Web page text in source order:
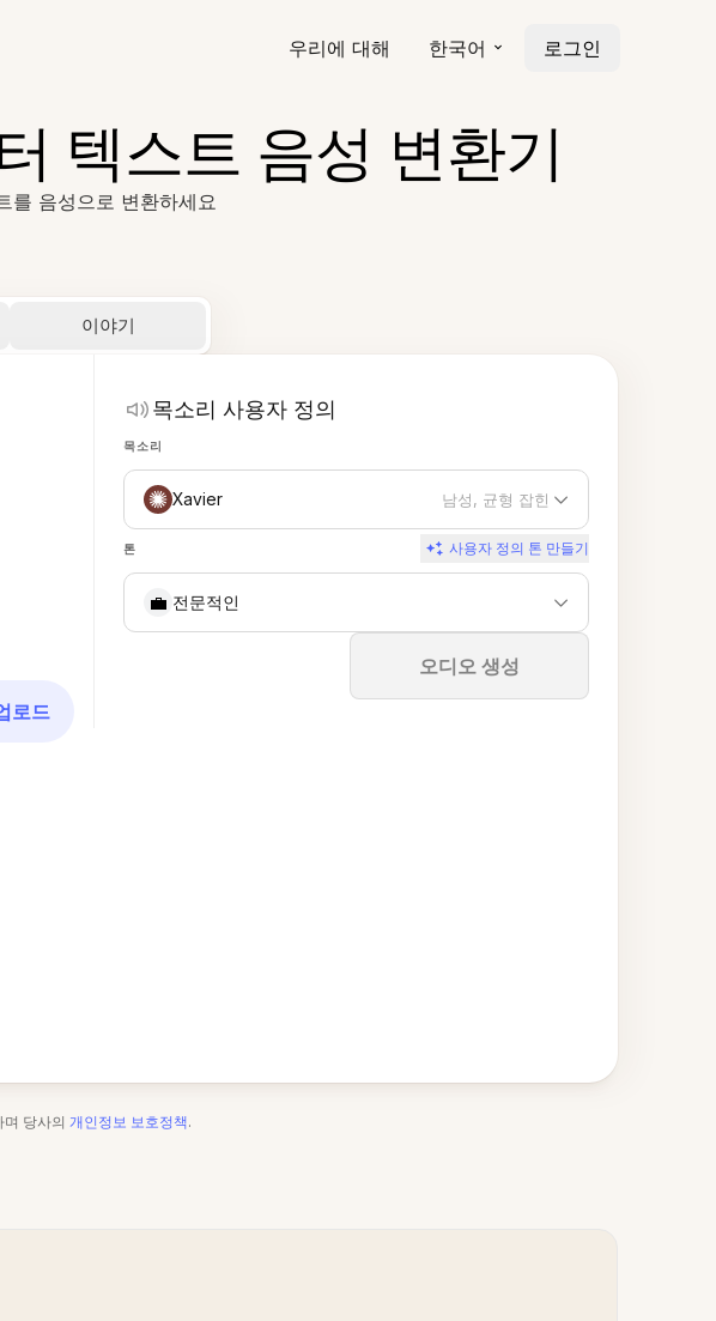
우리에 대해 한국어 로그인
텍스트 음성 변환기
를 음성으로 변환하세요
이야기
로드
목소리 사용자 정의
목소리
Xavier 남성, 균형 잡힌
톤 사용자 정의 톤 만들기
💼 전문적인
오디오 생성
중지
당사의 개인정보 보호정책.